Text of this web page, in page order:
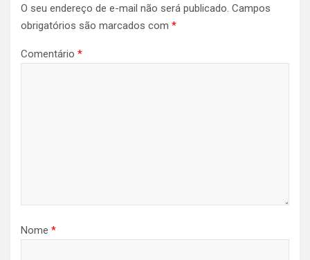
O seu endereço de e-mail não será publicado. Campos
obrigatórios são marcados com *
Comentário *
Nome *